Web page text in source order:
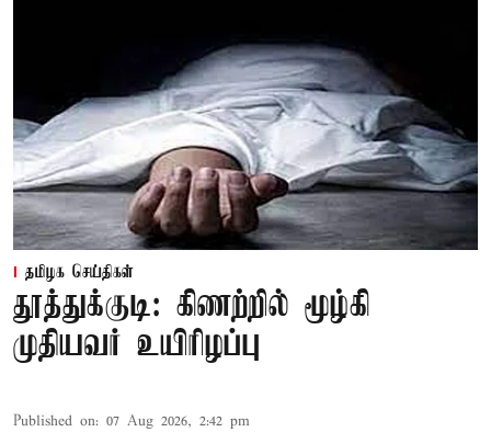
தமிழக செய்திகள்
தூத்துக்குடி: கிணற்றில் மூழ்கி
முதியவர் உயிரிழப்பு
Published on: 07 Aug 2026, 2:42 pm